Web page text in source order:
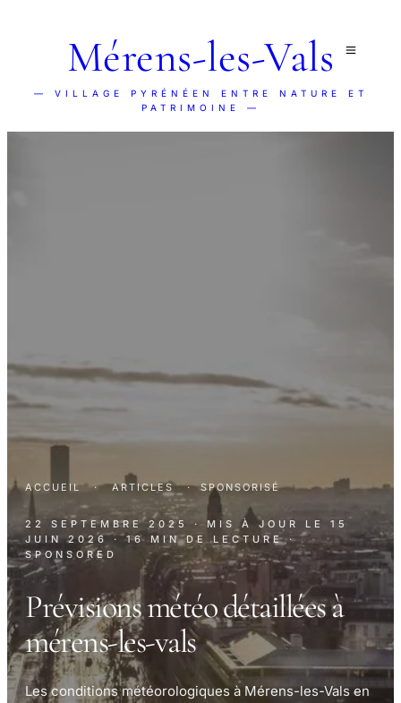
Mérens-les-Vals
— VILLAGE PYRÉNÉEN ENTRE NATURE ET
PATRIMOINE —
ACCUEIL · ARTICLES · SPONSORISÉ
22 SEPTEMBRE 2025 · MIS À JOUR LE 15
JUIN 2026 · 16 MIN DE LECTURE ·
SPONSORED
Prévisions météo détaillées à
mérens-les-vals
Les conditions météorologiques à Mérens-les-Vals en